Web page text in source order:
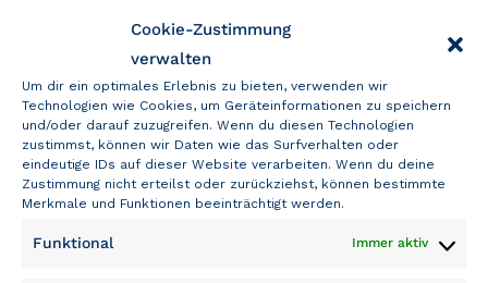
Cookie-Zustimmung
verwalten
Um dir ein optimales Erlebnis zu bieten, verwenden wir
Technologien wie Cookies, um Geräteinformationen zu speichern
und/oder darauf zuzugreifen. Wenn du diesen Technologien
zustimmst, können wir Daten wie das Surfverhalten oder
eindeutige IDs auf dieser Website verarbeiten. Wenn du deine
Zustimmung nicht erteilst oder zurückziehst, können bestimmte
Merkmale und Funktionen beeinträchtigt werden.
Funktional Immer aktiv
FOLLOW US